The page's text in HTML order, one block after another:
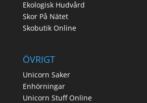
Ekologisk Hudvård
Skor På Nätet
Skobutik Online
ÖVRIGT
Unicorn Saker
Enhörningar
Unicorn Stuff Online